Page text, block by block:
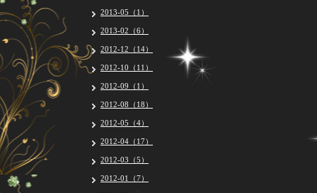
2013-05（1）
2013-02（6）
2012-12（14）
2012-10（11）
2012-09（1）
2012-08（18）
2012-05（4）
2012-04（17）
2012-03（5）
2012-01（7）